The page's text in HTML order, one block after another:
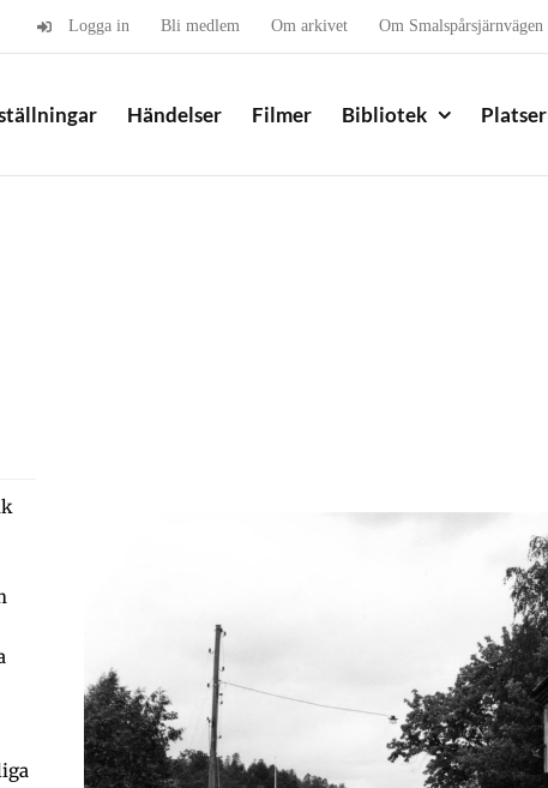
Logga in Bli medlem Om arkivet Om Smalspårsjärnvägen
Händelser Filmer Bibliotek Platser